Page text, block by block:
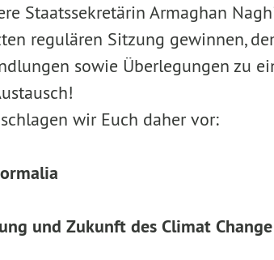
Staatssekretärin Armaghan
regulären Sitzung gewinnen,
sowie Überlegungen zu
wir Euch daher vor:
und Zukunft des Climat